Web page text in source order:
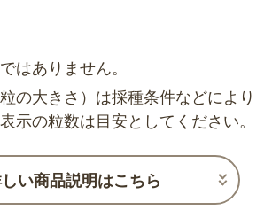
はありません。
の大きさ）は採種条件などにより
示の粒数は目安としてください。
い商品説明はこちら